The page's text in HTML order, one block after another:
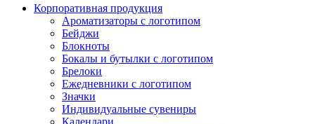
Корпоративная продукция
Ароматизаторы с логотипом
Бейджи
Блокноты
Бокалы и бутылки с логотипом
Брелоки
Ежедневники с логотипом
Значки
Индивидуальные сувениры